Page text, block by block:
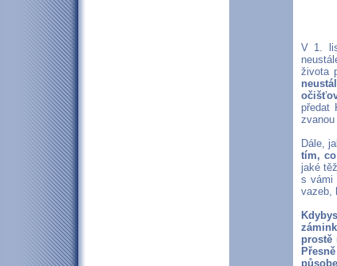
V 1.
života
předat
Dále,
tím,
jaké
s vámi
vazeb,
prostě